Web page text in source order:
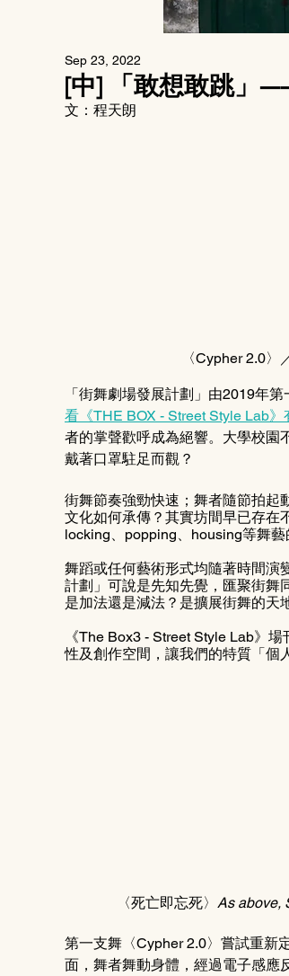
[中] 「敢想敢跳」
Sep 23, 2022
文：程天朗
〈Cypher 2.0〉
「街舞劇場發展計劃」由2019年
看《THE BOX - Street Style Lab》
者的掌聲歡呼成為絕響。大學校園
戴著口罩駐足而觀？
街舞節奏強勁快速；舞者隨節拍起
文化如何承傳？其實坊間早已存在
locking、popping、housing等舞藝
舞蹈或任何藝術形式均隨著時間演
計劃」可說是先知先覺，匯聚街舞
是加法還是減法？是擴展街舞的天
《The Box3 - Street Style Lab》
性及創作空間，讓我們的特質「個
〈死亡即忘死〉 As above,
第一支舞〈Cypher 2.0〉嘗試重新
面，舞者舞動身體，經過電子感應